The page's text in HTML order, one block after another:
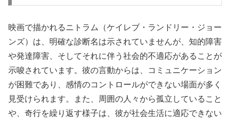
映画で描かれるニトラム（ケイレブ・ランドリー・ジョー
ンズ）は、明確な診断名は示されていませんが、知的障害
や発達障害、そしてそれに伴う社会的不適応があることが
示唆されています。彼の言動からは、コミュニケーション
が困難であり、感情のコントロールができない場面が多く
見受けられます。また、周囲の人々から孤立していること
や、奇行を繰り返す様子は、彼が社会生活に適応できない